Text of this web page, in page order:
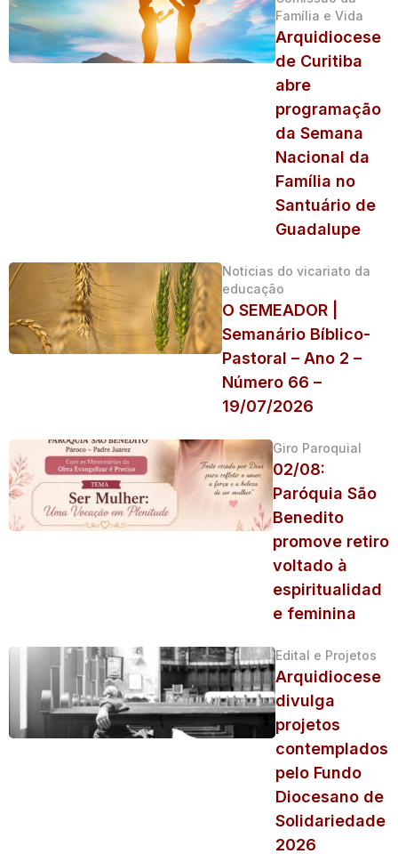
Família e Vida
Arquidiocese
de Curitiba
abre
programação
da Semana
Nacional da
Família no
Santuário de
Guadalupe
Noticias do vicariato da
educação
O SEMEADOR |
Semanário Bíblico-
Pastoral – Ano 2 –
Número 66 –
19/07/2026
Giro Paroquial
02/08:
Paróquia São
Benedito
promove retiro
voltado à
espiritualidad
e feminina
Edital e Projetos
Arquidiocese
divulga
projetos
contemplados
pelo Fundo
Diocesano de
Solidariedade
2026